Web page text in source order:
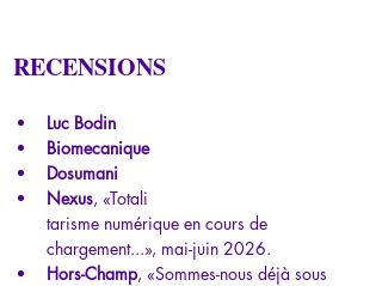
RECENSIONS
Luc Bodin
Biomecanique
Dosumani
Nexus, «Totali
tarisme numérique en cours de
chargement...», mai-juin 2026.
Hors-Champ, «Sommes-nous déjà sous